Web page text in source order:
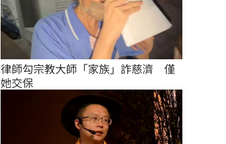
律師勾宗教大師「家族」詐慈濟　僅
她交保